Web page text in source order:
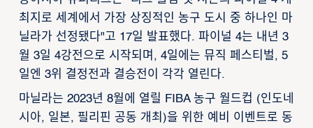
최지로 세계에서 가장 상징적인 농구 도시 중 하나인 마
닐라가 선정됐다"고 17일 발표했다. 파이널 4는 내년 3
월 3일 4강전으로 시작되며, 4일에는 뮤직 페스티벌, 5
일엔 3위 결정전과 결승전이 각각 열린다.
마닐라는 2023년 8월에 열릴 FIBA 농구 월드컵 (인도네
시아, 일본, 필리핀 공동 개최)을 위한 예비 이벤트로 동